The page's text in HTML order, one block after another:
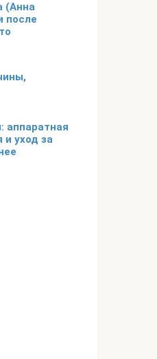
(Анна
после
аппаратная
и уход за